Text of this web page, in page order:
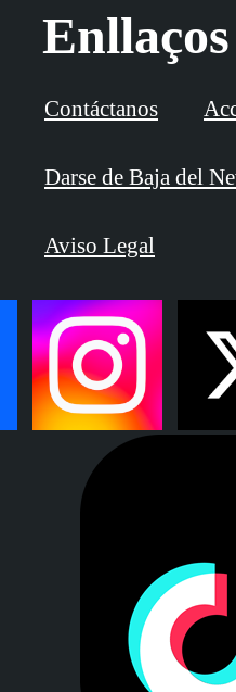
Contáctanos
Darse de Baja del
Aviso Legal